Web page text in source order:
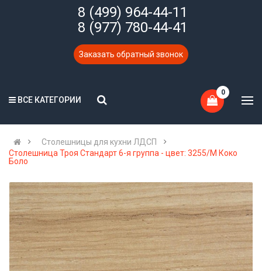
8 (499) 964-44-11
8 (977) 780-44-41
Заказать обратный звонок
ВСЕ КАТЕГОРИИ
0
Cтолешницы для кухни ЛДСП
Столешница Троя Стандарт 6-я группа - цвет: 3255/M Коко
Боло